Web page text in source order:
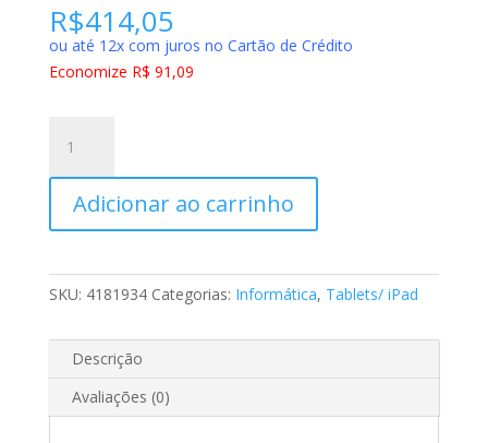
R$414,05
ou até 12x com juros no Cartão de Crédito
Economize R$ 91,09
Samsung
Galaxy
Tab
E
WiFi
SM-
com
Tela
Adicionar ao carrinho
SKU: 4181934 Categorias: Informática, Tablets/ iPad
Descrição
Avaliações (0)